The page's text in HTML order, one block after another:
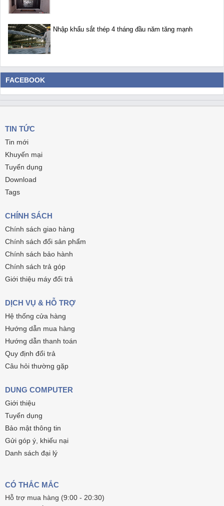
Nhập khẩu sắt thép 4 tháng đầu năm tăng mạnh
FACEBOOK
TIN TỨC
Tin mới
Khuyến mại
Tuyển dụng
Download
Tags
CHÍNH SÁCH
Chính sách giao hàng
Chính sách đổi sản phẩm
Chính sách bảo hành
Chính sách trả góp
Giới thiệu máy đổi trả
DỊCH VỤ & HỖ TRỢ
Hệ thống cửa hàng
Hướng dẫn mua hàng
Hướng dẫn thanh toán
Quy định đổi trả
Câu hỏi thường gặp
DUNG COMPUTER
Giới thiệu
Tuyển dụng
Bảo mật thông tin
Gửi góp ý, khiếu nại
Danh sách đại lý
CÓ THẮC MẮC
Hỗ trợ mua hàng (9:00 - 20:30)